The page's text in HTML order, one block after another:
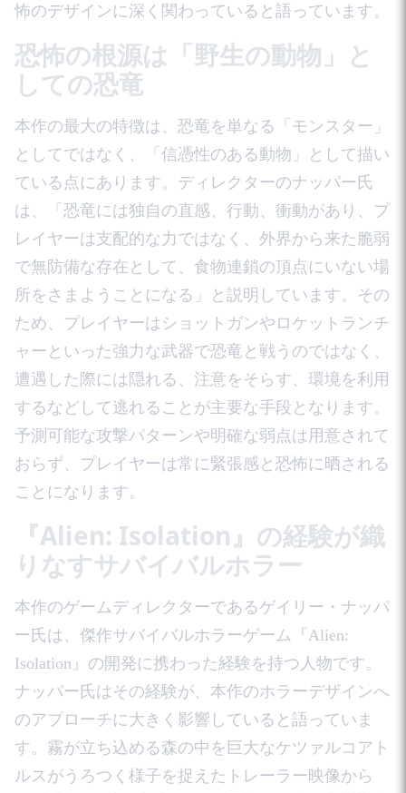
怖のデザインに深く関わっていると語っています。
恐怖の根源は「野生の動物」と
しての恐竜
本作の最大の特徴は、恐竜を単なる「モンスター」
としてではなく、「信憑性のある動物」として描い
ている点にあります。ディレクターのナッパー氏
は、「恐竜には独自の直感、行動、衝動があり、プ
レイヤーは支配的な力ではなく、外界から来た脆弱
で無防備な存在として、食物連鎖の頂点にいない場
所をさまようことになる」と説明しています。その
ため、プレイヤーはショットガンやロケットランチ
ャーといった強力な武器で恐竜と戦うのではなく、
遭遇した際には隠れる、注意をそらす、環境を利用
するなどして逃れることが主要な手段となります。
予測可能な攻撃パターンや明確な弱点は用意されて
おらず、プレイヤーは常に緊張感と恐怖に晒される
ことになります。
『Alien: Isolation』の経験が織
りなすサバイバルホラー
本作のゲームディレクターであるゲイリー・ナッパ
ー氏は、傑作サバイバルホラーゲーム『Alien:
Isolation』の開発に携わった経験を持つ人物です。
ナッパー氏はその経験が、本作のホラーデザインへ
のアプローチに大きく影響していると語っていま
す。霧が立ち込める森の中を巨大なケツァルコアト
ルスがうろつく様子を捉えたトレーラー映像から